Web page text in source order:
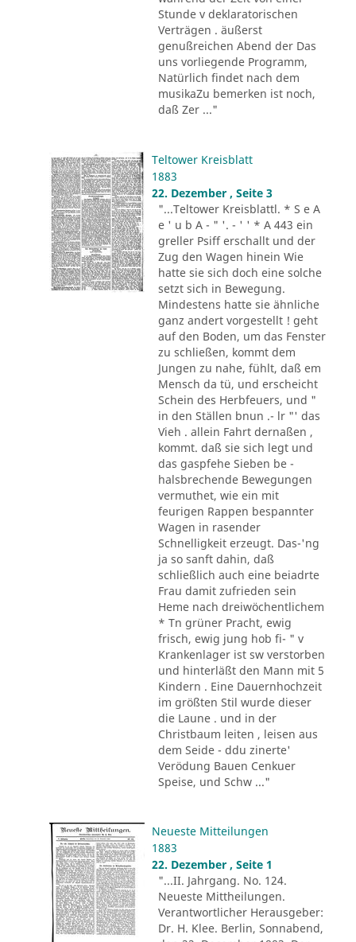
Stunde v deklaratorischen
Verträgen . äußerst
genußreichen Abend der Das
uns vorliegende Programm,
Natürlich findet nach dem
musikaZu bemerken ist noch,
daß Zer ..."
Teltower Kreisblatt
1883
22. Dezember , Seite 3
"...Teltower Kreisblattl. * S e A
e ' u b A - " '. - ' ' * A 443 ein
greller Psiff erschallt und der
Zug den Wagen hinein Wie
hatte sie sich doch eine solche
setzt sich in Bewegung.
Mindestens hatte sie ähnliche
ganz andert vorgestellt ! geht
auf den Boden, um das Fenster
zu schließen, kommt dem
Jungen zu nahe, fühlt, daß em
Mensch da tü, und erscheicht
Schein des Herbfeuers, und "
in den Ställen bnun .- lr "' das
Vieh . allein Fahrt dernaßen ,
kommt. daß sie sich legt und
das gaspfehe Sieben be -
halsbrechende Bewegungen
vermuthet, wie ein mit
feurigen Rappen bespannter
Wagen in rasender
Schnelligkeit erzeugt. Das-'ng
ja so sanft dahin, daß
schließlich auch eine beiadrte
Frau damit zufrieden sein
Heme nach dreiwöchentlichem
* Tn grüner Pracht, ewig
frisch, ewig jung hob fi- " v
Krankenlager ist sw verstorben
und hinterläßt den Mann mit 5
Kindern . Eine Dauernhochzeit
im größten Stil wurde dieser
die Laune . und in der
Christbaum leiten , leisen aus
dem Seide - ddu zinerte'
Verödung Bauen Cenkuer
Speise, und Schw ..."
Neueste Mitteilungen
1883
22. Dezember , Seite 1
"...II. Jahrgang. No. 124.
Neueste Mittheilungen.
Verantwortlicher Herausgeber:
Dr. H. Klee. Berlin, Sonnabend,